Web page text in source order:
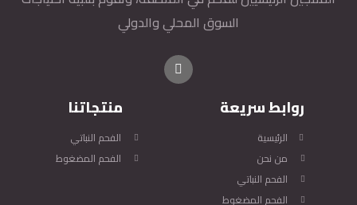
السوق المحلي والدولي
روابط سريعة
الرئيسية
من نحن
الفحم النباتي
الفحم المضغوط
منتجاتنا
الفحم النباتي
الفحم المضغوط